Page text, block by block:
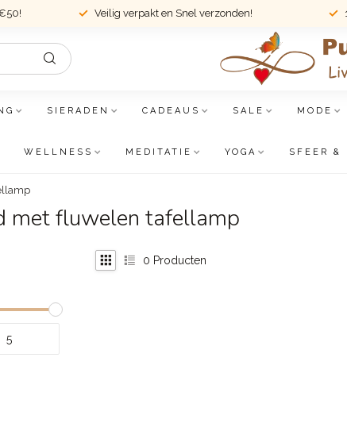
Veilig verpakt en Snel verzonden!
SIERADEN CADEAUS SALE MODE
WELLNESS MEDITATIE YOGA SFEER &
met fluwelen tafellamp
0 Producten